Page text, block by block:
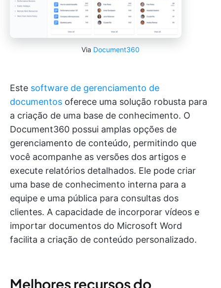
Via Document360
Este software de gerenciamento de
documentos oferece uma solução robusta para
a criação de uma base de conhecimento. O
Document360 possui amplas opções de
gerenciamento de conteúdo, permitindo que
você acompanhe as versões dos artigos e
execute relatórios detalhados. Ele pode criar
uma base de conhecimento interna para a
equipe e uma pública para consultas dos
clientes. A capacidade de incorporar vídeos e
importar documentos do Microsoft Word
facilita a criação de conteúdo personalizado.
Melhores recursos do